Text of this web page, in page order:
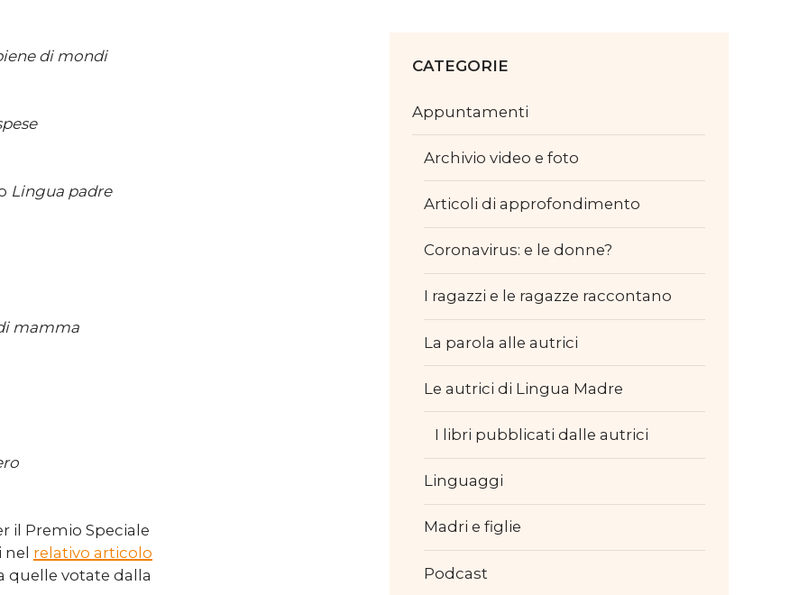
di mondi
Lingua padre
mamma
il Premio Speciale
relativo articolo
quelle votate dalla
CATEGORIE
Appuntamenti
Archivio video e foto
Articoli di approfondimento
Coronavirus: e le donne?
I ragazzi e le ragazze raccontano
La parola alle autrici
Le autrici di Lingua Madre
I libri pubblicati dalle autrici
Linguaggi
Madri e figlie
Podcast